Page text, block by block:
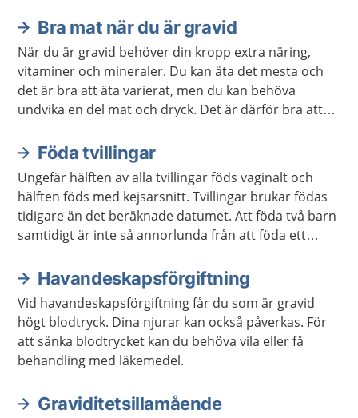
Bra mat när du är gravid
När du är gravid behöver din kropp extra näring,
vitaminer och mineraler. Du kan äta det mesta och
det är bra att äta varierat, men du kan behöva
undvika en del mat och dryck. Det är därför bra att
Föda tvillingar
Ungefär hälften av alla tvillingar föds vaginalt och
hälften föds med kejsarsnitt. Tvillingar brukar födas
tidigare än det beräknade datumet. Att föda två barn
samtidigt är inte så annorlunda från att föda ett
smärta.
Havandeskapsförgiftning
Vid havandeskapsförgiftning får du som är gravid
högt blodtryck. Dina njurar kan också påverkas. För
att sänka blodtrycket kan du behöva vila eller få
behandling med läkemedel.
Graviditetsillamående